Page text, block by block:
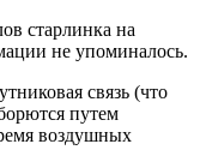
старлинка на
не упоминалось.
связь (что
путем
воздушных